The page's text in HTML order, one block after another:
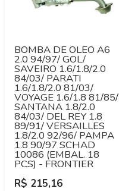
BOMBA DE OLEO A6
2.0 94/97/ GOL/
SAVEIRO 1.6/1.8/2.0
84/03/ PARATI
1.6/1.8/2.0 81/03/
VOYAGE 1.6/1.8 81/85/
SANTANA 1.8/2.0
84/03/ DEL REY 1.8
89/91/ VERSAILLES
1.8/2.0 92/96/ PAMPA
1.8 90/97 SCHAD
10086 (EMBAL. 18
PCS) - FRONTIER
R$ 215,16